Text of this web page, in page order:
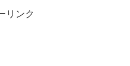
リンク